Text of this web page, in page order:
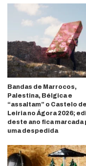
Bandas de Marrocos,
Palestina, Bélgica e
“assaltam” o Castelo de
Leiria no Ágora 2026;
deste ano fica marcada
uma despedida